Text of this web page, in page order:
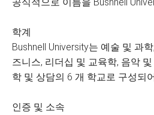
학계
Bushnell University는 예술 및 과
즈니스, 리더십 및 교육학, 음악
학 및 상담의 6 개 학교로 구성되
인증 및 소속